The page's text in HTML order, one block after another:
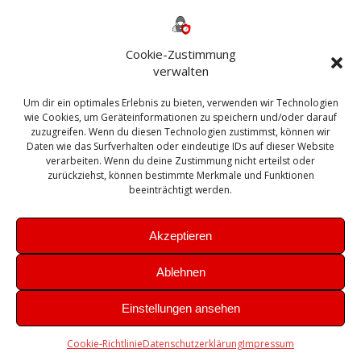
Cookie-Zustimmung
verwalten
Um dir ein optimales Erlebnis zu bieten, verwenden wir Technologien
wie Cookies, um Geräteinformationen zu speichern und/oder darauf
zuzugreifen. Wenn du diesen Technologien zustimmst, können wir
Daten wie das Surfverhalten oder eindeutige IDs auf dieser Website
verarbeiten. Wenn du deine Zustimmung nicht erteilst oder
zurückziehst, können bestimmte Merkmale und Funktionen
beeinträchtigt werden.
Akzeptieren
Ablehnen
Einstellungen ansehen
Cookie-RichtlinieDatenschutzerklärungImpressum
Bautagebuch
Exchange firewall Fritzbox
Microsoft
Sanierung SBS Security Server Sicherheit
Sicherung SIEM Sophos SSL Ubuntu
Update Upgrade UTM VCenter VCSA Veeam
VMWare VPN WAZUH Windows
Zertifikat
Theme